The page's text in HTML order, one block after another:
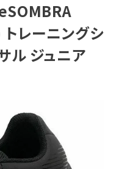
レーニングシ
ル ジュニア